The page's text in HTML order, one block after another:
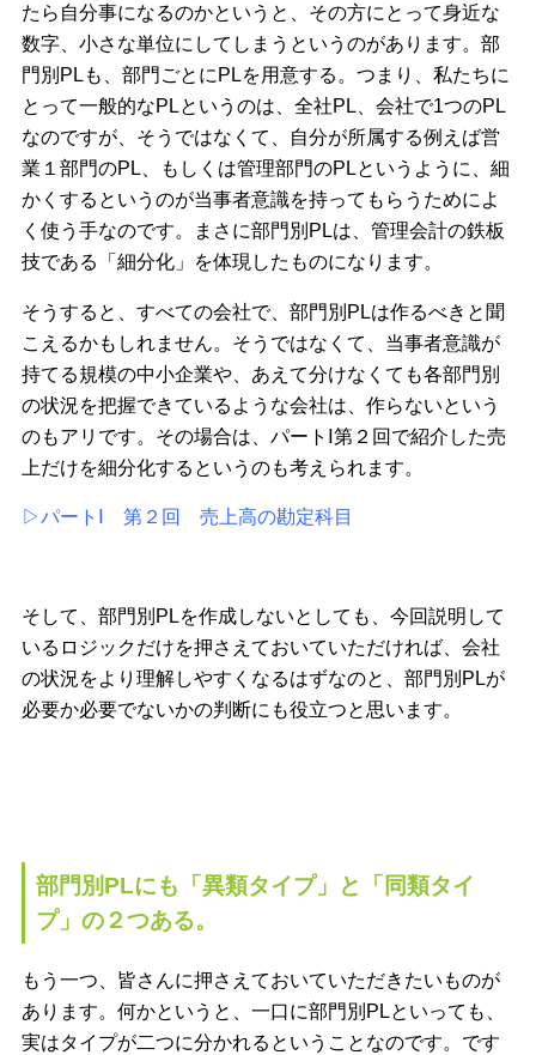
たら自分事になるのかというと、その方にとって身近な
数字、小さな単位にしてしまうというのがあります。部
門別PLも、部門ごとにPLを用意する。つまり、私たちに
とって一般的なPLというのは、全社PL、会社で1つのPL
なのですが、そうではなくて、自分が所属する例えば営
業１部門のPL、もしくは管理部門のPLというように、細
かくするというのが当事者意識を持ってもらうためによ
く使う手なのです。まさに部門別PLは、管理会計の鉄板
技である「細分化」を体現したものになります。
そうすると、すべての会社で、部門別PLは作るべきと聞
こえるかもしれません。そうではなくて、当事者意識が
持てる規模の中小企業や、あえて分けなくても各部門別
の状況を把握できているような会社は、作らないという
のもアリです。その場合は、パートⅠ第２回で紹介した売
上だけを細分化するというのも考えられます。
▷パートⅠ 第２回 売上高の勘定科目
そして、部門別PLを作成しないとしても、今回説明して
いるロジックだけを押さえておいていただければ、会社
の状況をより理解しやすくなるはずなのと、部門別PLが
必要か必要でないかの判断にも役立つと思います。
部門別PLにも「異類タイプ」と「同類タイ
プ」の２つある。
もう一つ、皆さんに押さえておいていただきたいものが
あります。何かというと、一口に部門別PLといっても、
実はタイプが二つに分かれるということなのです。です